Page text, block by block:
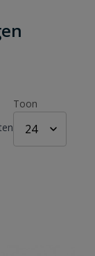
Toon